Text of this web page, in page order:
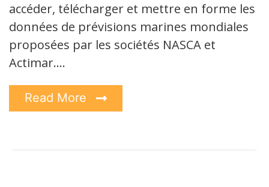
accéder, télécharger et mettre en forme les
données de prévisions marines mondiales
proposées par les sociétés NASCA et
Actimar.…
Read More